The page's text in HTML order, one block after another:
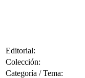
Editorial:
Colección:
Categoría / Tema: